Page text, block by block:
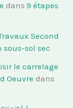
dans9 étapes
Second
sous-sol sec
le carrelage
Oeuvre dans